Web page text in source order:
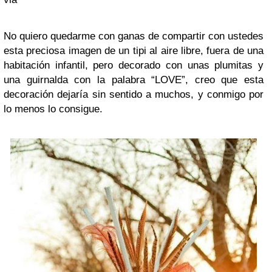
No quiero quedarme con ganas de compartir con ustedes
esta preciosa imagen de un tipi al aire libre, fuera de una
habitación infantil, pero decorado con unas plumitas y
una guirnalda con la palabra “LOVE”, creo que esta
decoración dejaría sin sentido a muchos, y conmigo por
lo menos lo consigue.